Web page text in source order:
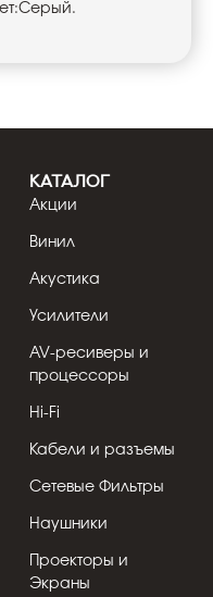
КАТАЛОГ
Акции
Винил
Акустика
Усилители
AV-ресиверы и
процессоры
Hi-Fi
Кабели и разъемы
Сетевые Фильтры
Наушники
Проекторы и
Экраны